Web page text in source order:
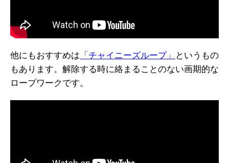
他にもおすすめは 「チャイニーズループ」
というもの
もあります。解除する時に絡まることのない画期的な
ロープワークです。